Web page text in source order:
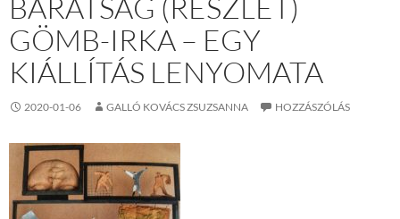
BARÁTSÁG (RÉSZLET)
GÖMB-IRKA – EGY
KIÁLLÍTÁS LENYOMATA
2020-01-06 GALLÓ KOVÁCS ZSUZSANNA HOZZÁSZÓLÁS